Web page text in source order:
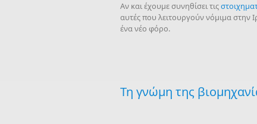
Αν και έχουμε συνηθίσει τις
αυτές που λειτουργούν νόμιμα στην
ένα νέο φόρο.
Τη γνώμη της